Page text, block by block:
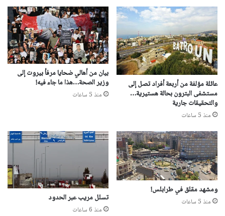
عائلة مؤلفة من أربعة أفراد تصل إلى
مستشفى البترون بحالة هستيرية…
والتحقيقات جارية
منذ 5 ساعات
بيان من أهالي ضحايا مرفأ بيروت إلى
وزير الصحة…هذا ما جاء فيه!
منذ 5 ساعات
ومشهد مقلق في طرابلس!
منذ 5 ساعات تسلل مريب عبر الحدود
منذ 6 ساعات